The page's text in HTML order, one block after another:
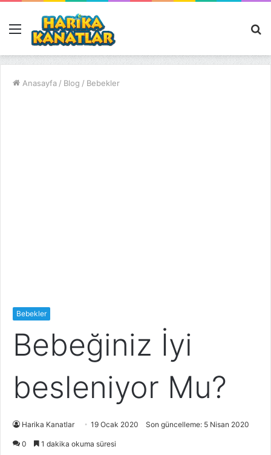
Menü
...
Anasayfa / Blog / Bebekler
Bebekler
Bebeğiniz İyi
besleniyor Mu?
Harika Kanatlar 19 Ocak 2020 Son güncelleme: 5 Nisan 2020
0 1 dakika okuma süresi